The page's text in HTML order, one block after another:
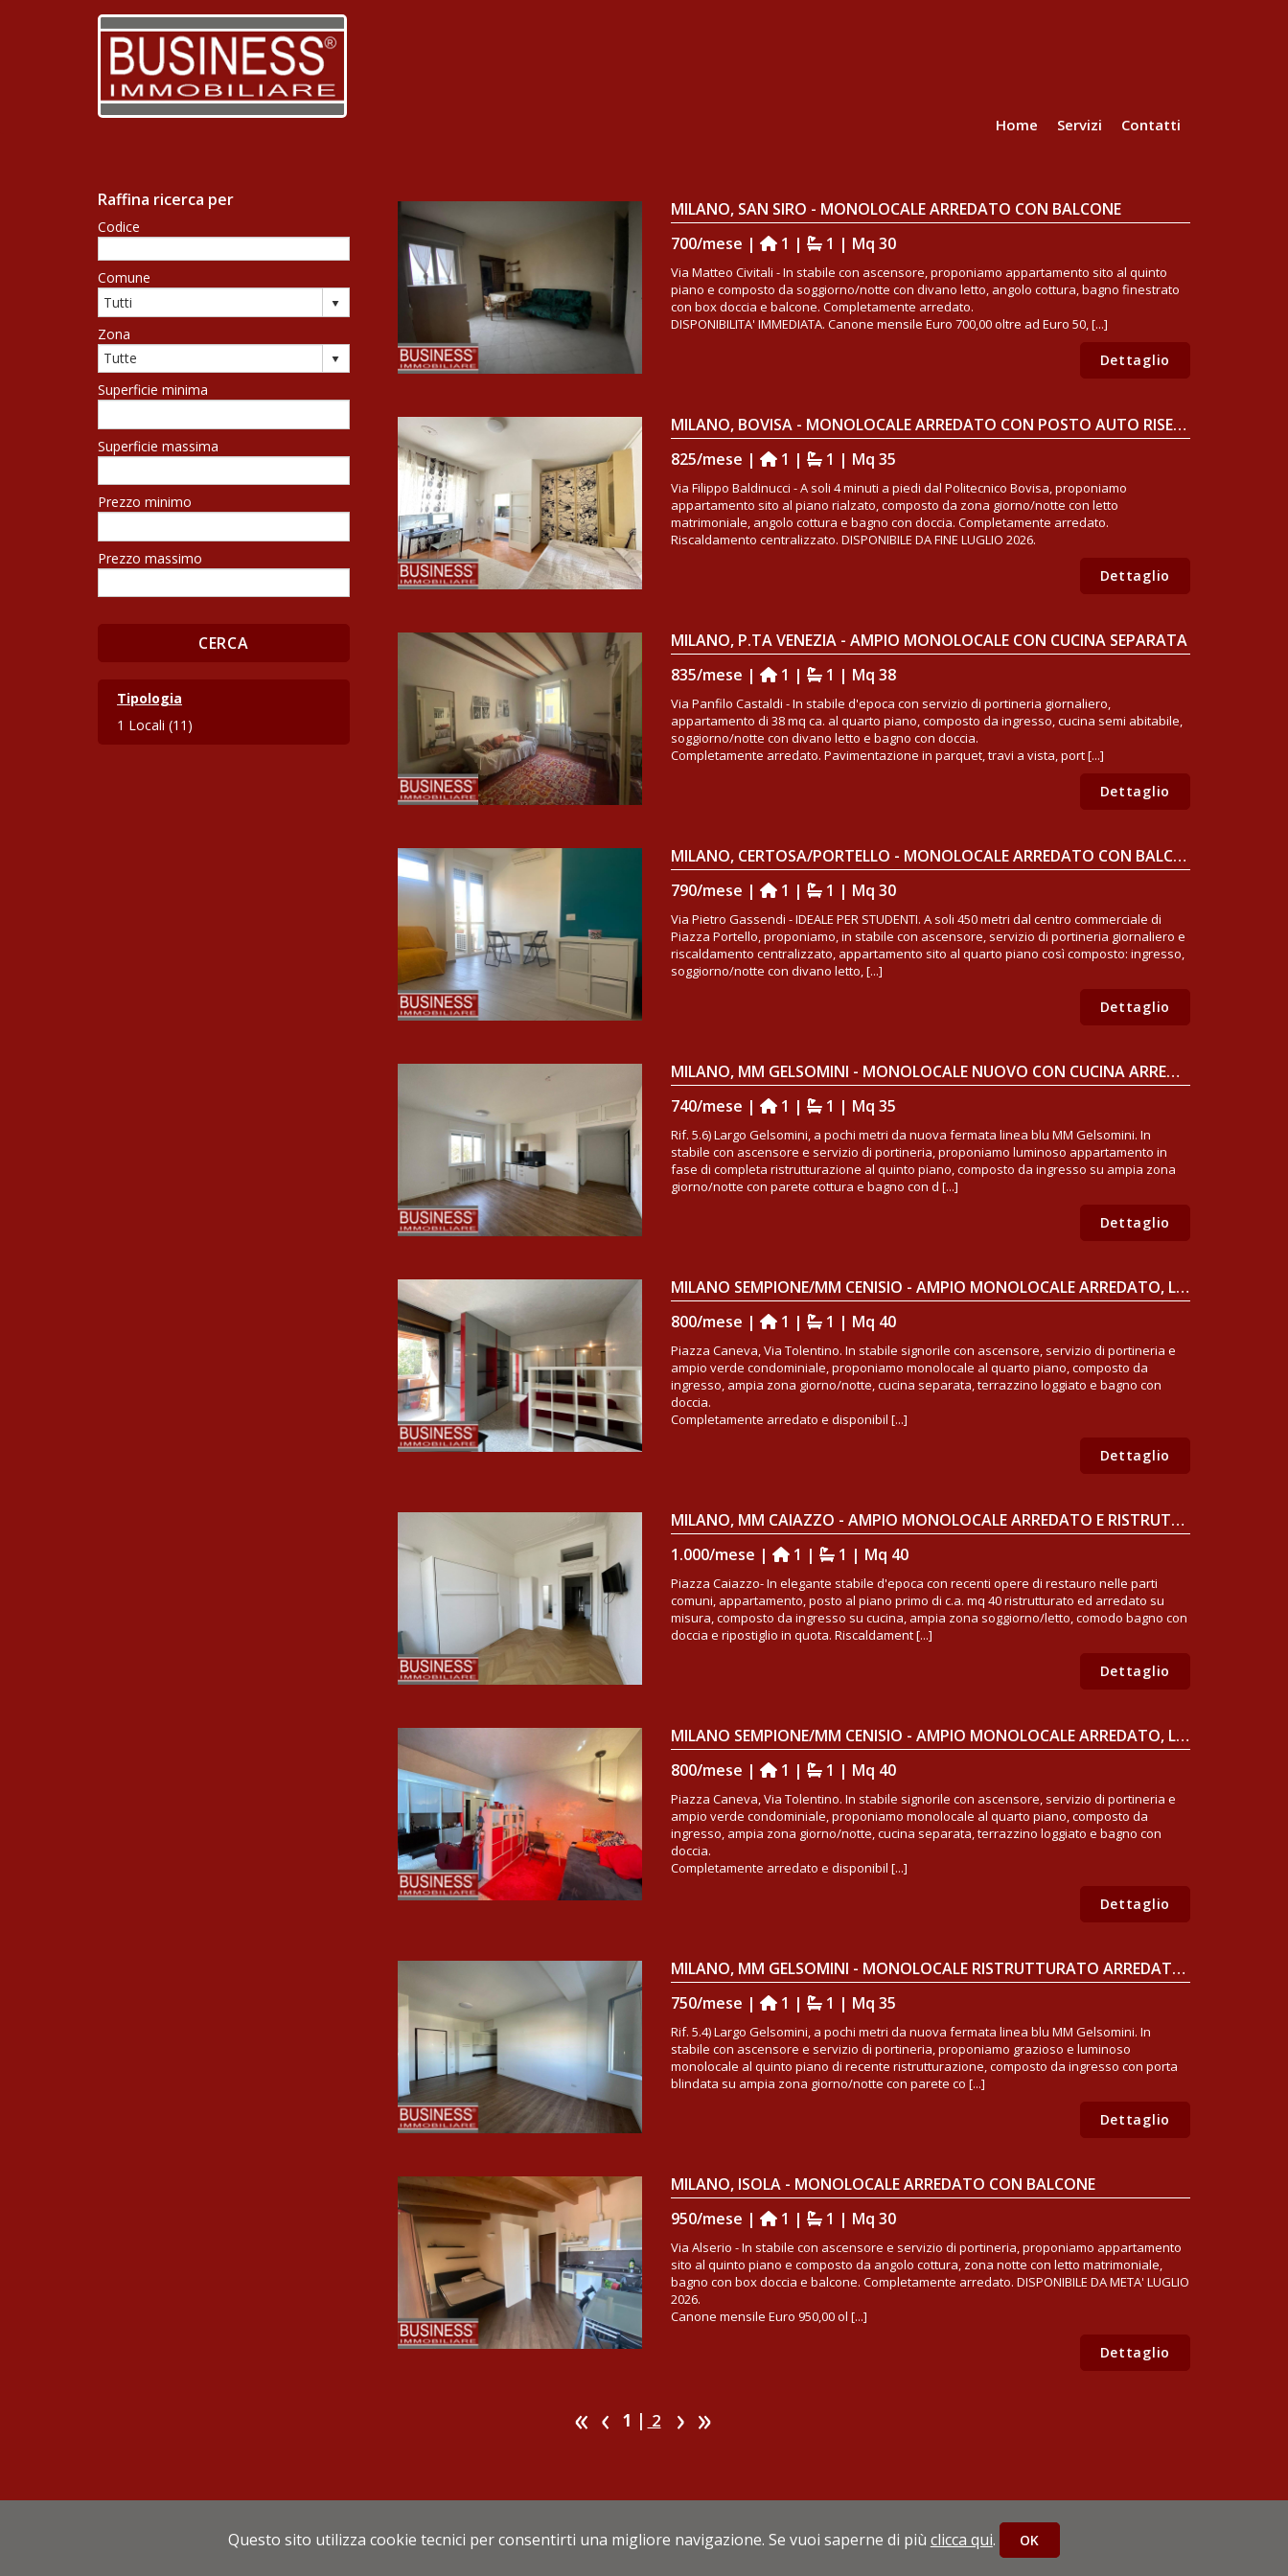
Questo sito utilizza cookie tecnici per consentirti una migliore navigazione. Se vuoi saperne di più clicca qui. OK
Home Servizi Contatti
Raffina ricerca per
Codice
Comune
Zona
Superficie minima
Superficie massima
Prezzo minimo
Prezzo massimo
Tipologia
1 Locali (11)
MILANO, SAN SIRO - MONOLOCALE ARREDATO CON BALCONE
700/mese |
1 | 1 | Mq 30
Via Matteo Civitali - In stabile con ascensore, proponiamo appartamento sito al quinto
piano e composto da soggiorno/notte con divano letto, angolo cottura, bagno finestrato
con box doccia e balcone. Completamente arredato.
DISPONIBILITA' IMMEDIATA. Canone mensile Euro 700,00 oltre ad Euro 50, [...]
Dettaglio
MILANO, BOVISA - MONOLOCALE ARREDATO CON POSTO AUTO RISERVATO
825/mese |
1 | 1 | Mq 35
Via Filippo Baldinucci - A soli 4 minuti a piedi dal Politecnico Bovisa, proponiamo
appartamento sito al piano rialzato, composto da zona giorno/notte con letto
matrimoniale, angolo cottura e bagno con doccia. Completamente arredato.
Riscaldamento centralizzato. DISPONIBILE DA FINE LUGLIO 2026.
Dettaglio
MILANO, P.TA VENEZIA - AMPIO MONOLOCALE CON CUCINA SEPARATA
835/mese |
1 | 1 | Mq 38
Via Panfilo Castaldi - In stabile d'epoca con servizio di portineria giornaliero,
appartamento di 38 mq ca. al quarto piano, composto da ingresso, cucina semi abitabile,
soggiorno/notte con divano letto e bagno con doccia.
Completamente arredato. Pavimentazione in parquet, travi a vista, port [...]
Dettaglio
MILANO, CERTOSA/PORTELLO - MONOLOCALE ARREDATO CON BALCONE
790/mese |
1 | 1 | Mq 30
Via Pietro Gassendi - IDEALE PER STUDENTI. A soli 450 metri dal centro commerciale di
Piazza Portello, proponiamo, in stabile con ascensore, servizio di portineria giornaliero e
riscaldamento centralizzato, appartamento sito al quarto piano così composto: ingresso,
soggiorno/notte con divano letto, [...]
Dettaglio
MILANO, MM GELSOMINI - MONOLOCALE NUOVO CON CUCINA ARREDATA
740/mese |
1 | 1 | Mq 35
Rif. 5.6) Largo Gelsomini, a pochi metri da nuova fermata linea blu MM Gelsomini. In
stabile con ascensore e servizio di portineria, proponiamo luminoso appartamento in
fase di completa ristrutturazione al quinto piano, composto da ingresso su ampia zona
giorno/notte con parete cottura e bagno con d [...]
Dettaglio
MILANO SEMPIONE/MM CENISIO - AMPIO MONOLOCALE ARREDATO, LIBERO SUBITO
800/mese |
1 | 1 | Mq 40
Piazza Caneva, Via Tolentino. In stabile signorile con ascensore, servizio di portineria e
ampio verde condominiale, proponiamo monolocale al quarto piano, composto da
ingresso, ampia zona giorno/notte, cucina separata, terrazzino loggiato e bagno con
doccia.
Completamente arredato e disponibil [...]
Dettaglio
MILANO, MM CAIAZZO - AMPIO MONOLOCALE ARREDATO E RISTRUTTURATO
1.000/mese |
1 | 1 | Mq 40
Piazza Caiazzo- In elegante stabile d'epoca con recenti opere di restauro nelle parti
comuni, appartamento, posto al piano primo di c.a. mq 40 ristrutturato ed arredato su
misura, composto da ingresso su cucina, ampia zona soggiorno/letto, comodo bagno con
doccia e ripostiglio in quota. Riscaldament [...]
Dettaglio
MILANO SEMPIONE/MM CENISIO - AMPIO MONOLOCALE ARREDATO, LIBERO SUBITO
800/mese |
1 | 1 | Mq 40
Piazza Caneva, Via Tolentino. In stabile signorile con ascensore, servizio di portineria e
ampio verde condominiale, proponiamo monolocale al quarto piano, composto da
ingresso, ampia zona giorno/notte, cucina separata, terrazzino loggiato e bagno con
doccia.
Completamente arredato e disponibil [...]
Dettaglio
MILANO, MM GELSOMINI - MONOLOCALE RISTRUTTURATO ARREDATO DI CUCINA
750/mese |
1 | 1 | Mq 35
Rif. 5.4) Largo Gelsomini, a pochi metri da nuova fermata linea blu MM Gelsomini. In
stabile con ascensore e servizio di portineria, proponiamo grazioso e luminoso
monolocale al quinto piano di recente ristrutturazione, composto da ingresso con porta
blindata su ampia zona giorno/notte con parete co [...]
Dettaglio
MILANO, ISOLA - MONOLOCALE ARREDATO CON BALCONE
950/mese |
1 | 1 | Mq 30
Via Alserio - In stabile con ascensore e servizio di portineria, proponiamo appartamento
sito al quinto piano e composto da angolo cottura, zona notte con letto matrimoniale,
bagno con box doccia e balcone. Completamente arredato. DISPONIBILE DA META' LUGLIO
2026.
Canone mensile Euro 950,00 ol [...]
Dettaglio
1 | 2
Via Gustavo Fara, 20 - 20124 Milano - Tel 02 6705867 - 02 6693583 - e-mail:
info@businessimmobiliare.it
P.Iva 06469130154 - R.E.A. MI 1099225 - Privacy-Cookies policy-Powered by Cometa Immobiliare